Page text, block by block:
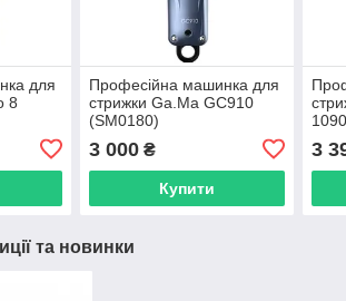
для
8
Професійна машинка для
стрижки Ga.Ma GC910
(SM0180)
3 000₴
Купити
3
та новинки